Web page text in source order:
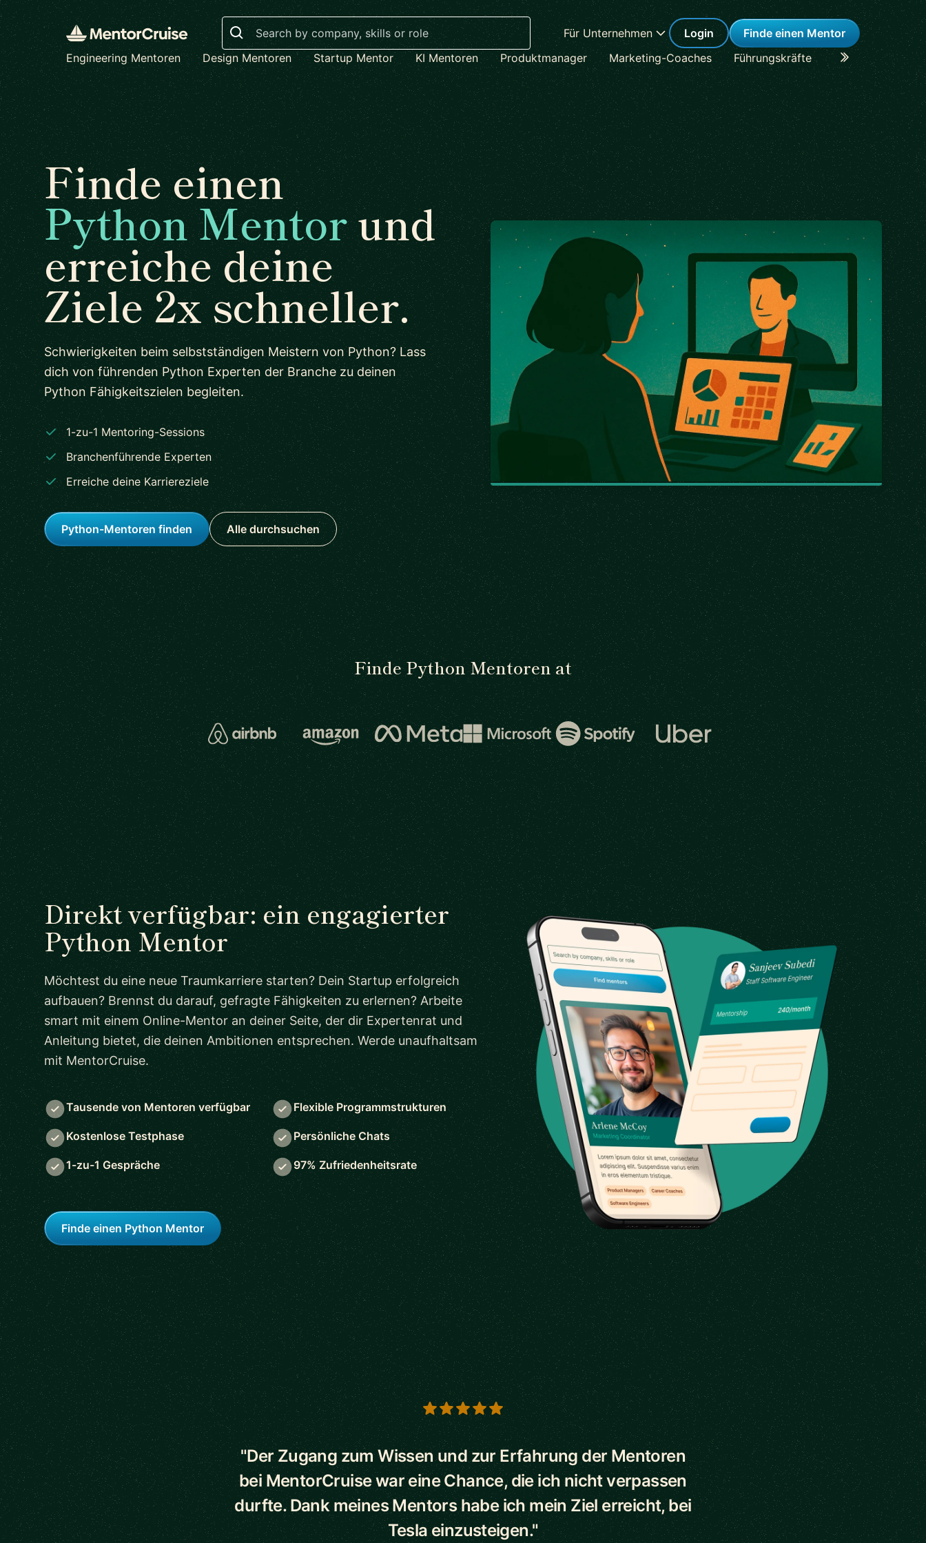
Search
Für Unternehmen Login
Finde einen Mentor
Engineering Mentoren
Design Mentoren Startup Mentor KI Mentoren Produktmanager Marketing-Coaches Führungskräfte Karriere-Coaches
Finde einen
Python Mentorund
erreiche deine
Ziele 2x schneller.
Schwierigkeiten beim selbstständigen Meistern von Python? Lass
dich von führenden Python Experten der Branche zu deinen
Python Fähigkeitszielen begleiten.
1-zu-1 Mentoring-Sessions
Branchenführende Experten
Erreiche deine Karriereziele
Python-Mentoren finden Alle durchsuchen
Finde Python Mentoren at
Direkt verfügbar: ein engagierter
Python Mentor
Möchtest du eine neue Traumkarriere starten? Dein Startup erfolgreich
aufbauen? Brennst du darauf, gefragte Fähigkeiten zu erlernen? Arbeite
smart mit einem Online-Mentor an deiner Seite, der dir Expertenrat und
Anleitung bietet, die deinen Ambitionen entsprechen. Werde unaufhaltsam
mit MentorCruise.
Tausende von Mentoren verfügbar Flexible Programmstrukturen
Kostenlose Testphase Persönliche Chats
1-zu-1 Gespräche 97% Zufriedenheitsrate
Finde einen Python Mentor
5 out of 5 stars
"Der Zugang zum Wissen und zur Erfahrung der Mentoren
bei MentorCruise war eine Chance, die ich nicht verpassen
durfte. Dank meines Mentors habe ich mein Ziel erreicht, bei
Tesla einzusteigen."